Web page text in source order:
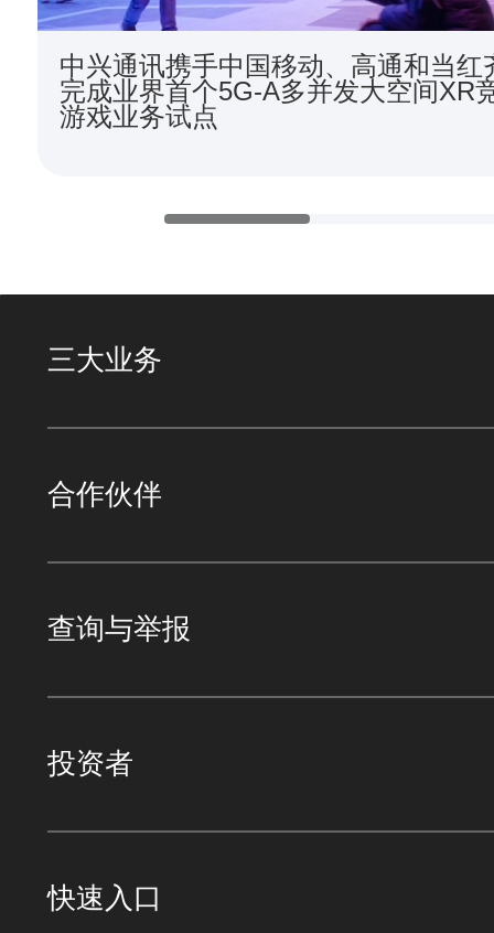
中兴通讯携手中国移动、高通和当红
完成业界首个5G-A多并发大空间XR
游戏业务试点
三大业务
合作伙伴
查询与举报
投资者
快速入口